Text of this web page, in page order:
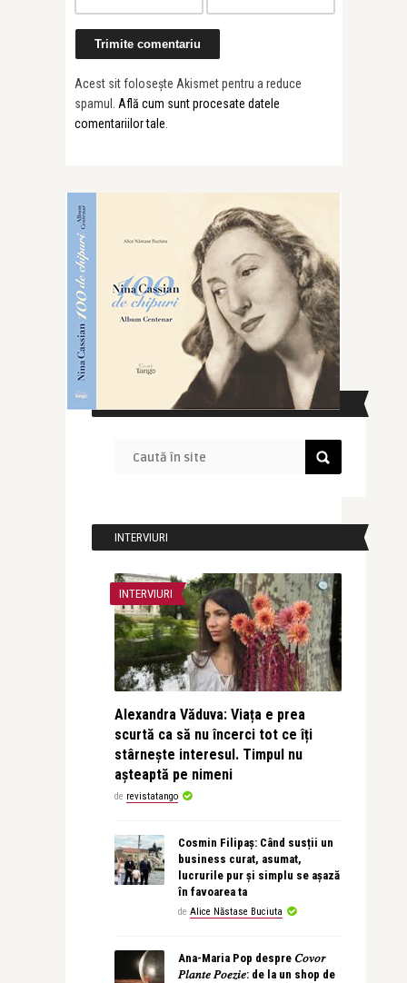
Acest sit folosește Akismet pentru a reduce
spamul. Află cum sunt procesate datele
comentariilor tale.
CAUTĂ ÎN SITE
INTERVIURI
INTERVIURI
Alexandra Văduva: Viața e prea
scurtă ca să nu încerci tot ce îți
stârnește interesul. Timpul nu
așteaptă pe nimeni
de revistatango
Cosmin Filipaș: Când susții un
business curat, asumat,
lucrurile pur și simplu se așază
în favoarea ta
de Alice Năstase Buciuta
Ana-Maria Pop despre 𝐶𝑜𝑣𝑜𝑟
𝑃𝑙𝑎𝑛𝑡𝑒 𝑃𝑜𝑒𝑧𝑖𝑒: de la un shop de